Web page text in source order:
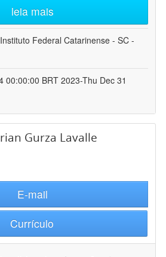
leia mais
Instituto Federal Catarinense - SC -
00:00:00 BRT 2023-Thu Dec 31
Gurza Lavalle
E-mail
Currículo